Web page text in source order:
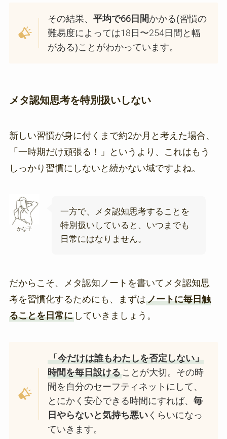
その結果、平均で66日間かかる(習慣の
難易度によっては18日〜254日間と幅
がある)ことがわかっています。
メタ認知思考を特別扱いしない
新しい習慣が身に付くまで約2か月と考えた場合、
「一時期だけ頑張る！」というより、これはもう
しっかり習慣にしないと続かない域ですよね。
かな子
一方で、メタ認知思考することを
特別扱いしていると、いつまでも
日常にはなりません。
だからこそ、メタ認知ノートを書いてメタ認知思
考を習慣化するためにも、まずはノートに毎日触
ることを日常にしていきましょう。
「今だけは誰もわたしを否定しない」
時間を毎日設けることが大切。その時
間を自分のセーフティネットにして、
とにかく安心できる時間にすれば、毎
日やらないと気持ち悪い くらいになっ
ていきます。